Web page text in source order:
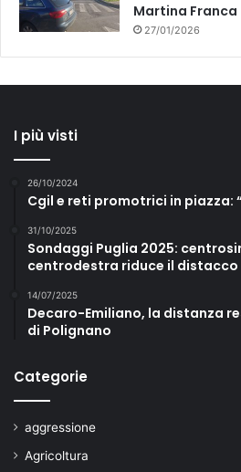
Martina Franca
27/01/2026
I più visti
26/10/2024
Cgil e reti promotrici in piazza:
31/10/2025
Sondaggi Puglia 2025:
centrodestra riduce il distacco
14/07/2025
Decaro-Emiliano, la distanza
di Polignano
Categorie
aggressione
Agricoltura